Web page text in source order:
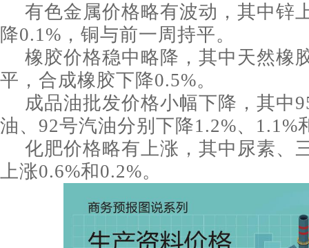
有色金属价格略有波动，其中锌
降0.1%，铜与前一周持平。
橡胶价格稳中略降，其中天然橡
平，合成橡胶下降0.5%。
成品油批发价格小幅下降，其中
油、92号汽油分别下降1.2%、1.1%
化肥价格略有上涨，其中尿素、
上涨0.6%和0.2%。